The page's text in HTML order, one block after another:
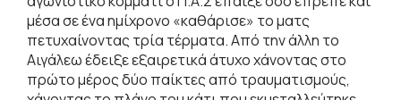
μέσα σε ένα ημίχρονο «καθάρισε» το ματς
πετυχαίνοντας τρία τέρματα. Από την άλλη το
Αιγάλεω έδειξε εξαιρετικά άτυχο χάνοντας στο
πρώτο μέρος δύο παίκτες από τραυματισμούς,